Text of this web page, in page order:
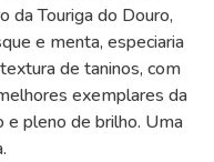
da Touriga do Douro,
e menta, especiaria
de taninos, com
exemplares da
e pleno de brilho. Uma